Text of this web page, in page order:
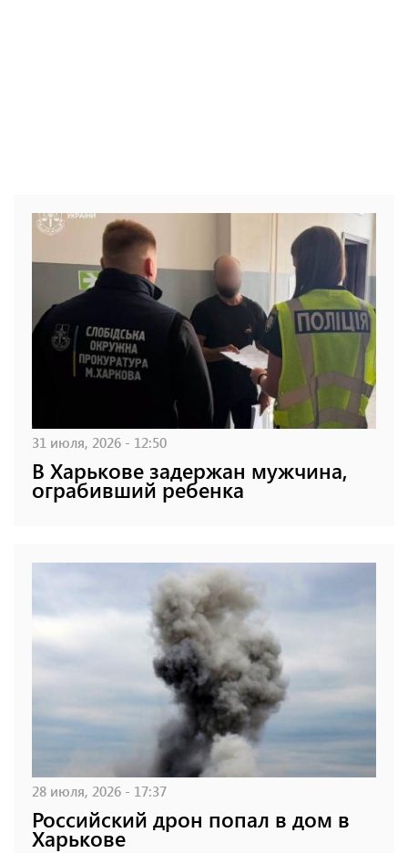
31 июля, 2026 - 12:50
В Харькове задержан мужчина,
ограбивший ребенка
28 июля, 2026 - 17:37
Российский дрон попал в дом в
Харькове